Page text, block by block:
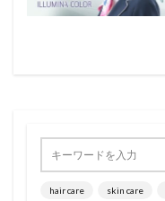
hair care skin care